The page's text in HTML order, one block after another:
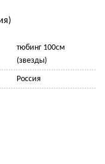
тюбинг 100см
(звезды)
Россия